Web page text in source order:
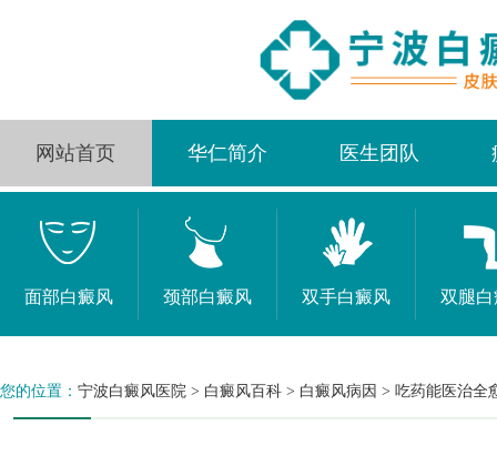
网站首页 华仁简介 医生团队
面部白癜风 颈部白癜风 双手白癜风 双腿
您的位置： 宁波白癜风医院 > 白癜风百科 > 白癜风病因 > 吃药能医治全